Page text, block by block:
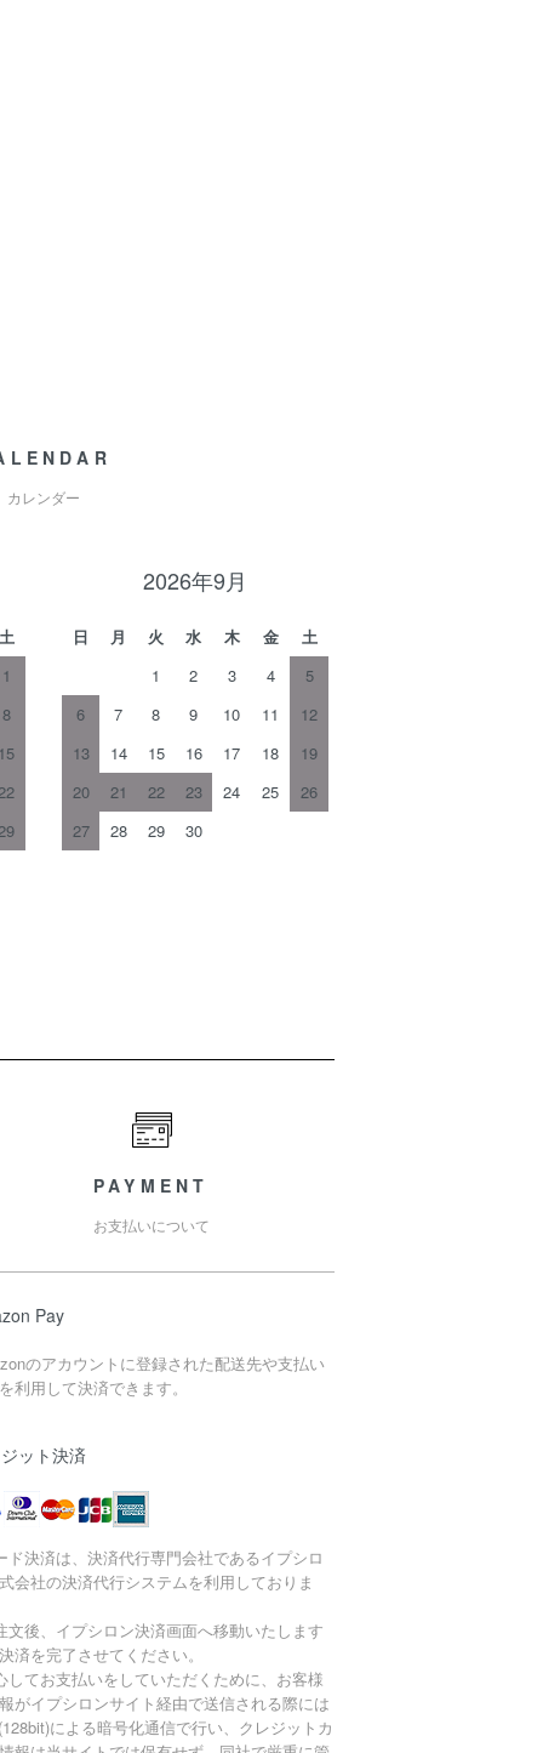
カレンダー
1
8
2026年9月
日 月 火 水 木 金
土
1
2 3 4
5
6
7 8 9 10 11
12
13
14 15 16 17 18
19
20
21 22 23 24 25
26
27
28 29 30
PAYMENT
お支払いについて
Pay
のアカウントに登録された配送先や支払い
利用して決済できます。
ット決済
ド決済は、決済代行専門会社であるイプシロ
会社の決済代行システムを利用しておりま
文後、イプシロン決済画面へ移動いたします
済を完了させてください。
してお支払いをしていただくために、お客様
がイプシロンサイト経由で送信される際には
による暗号化通信で行い、クレジットカ